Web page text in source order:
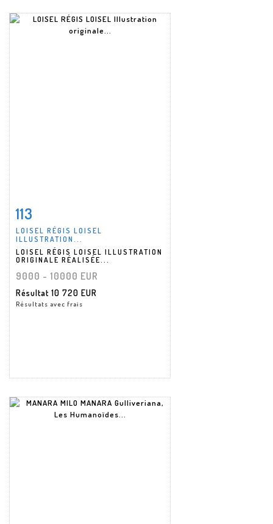
Fiche détaillée
113
LOISEL RÉGIS LOISEL
ILLUSTRATION...
LOISEL RÉGIS LOISEL ILLUSTRATION
ORIGINALE RÉALISÉE...
9000 - 10000 EUR
Résultat 10 720 EUR
Résultats avec frais